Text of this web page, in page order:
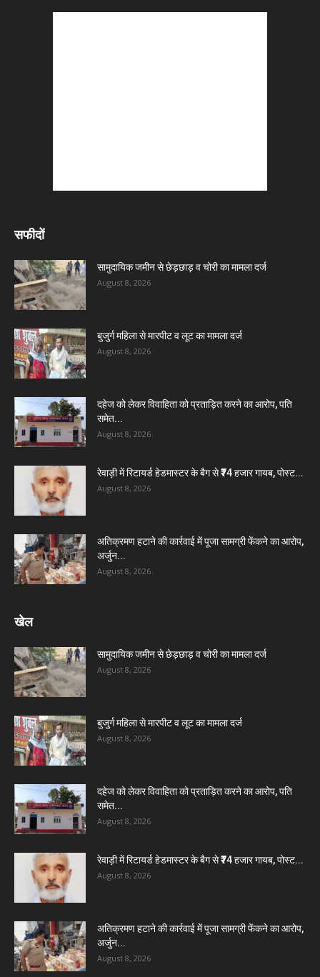
सफीदों
सामुदायिक जमीन से छेड़छाड़ व चोरी का मामला दर्ज
August 8, 2026
बुजुर्ग महिला से मारपीट व लूट का मामला दर्ज
August 8, 2026
दहेज को लेकर विवाहिता को प्रताड़ित करने का आरोप, पति
समेत...
August 8, 2026
रेवाड़ी में रिटायर्ड हेडमास्टर के बैग से ₹74 हजार गायब, पोस्ट...
August 8, 2026
अतिक्रमण हटाने की कार्रवाई में पूजा सामग्री फेंकने का आरोप,
अर्जुन...
August 8, 2026
खेल
सामुदायिक जमीन से छेड़छाड़ व चोरी का मामला दर्ज
August 8, 2026
बुजुर्ग महिला से मारपीट व लूट का मामला दर्ज
August 8, 2026
दहेज को लेकर विवाहिता को प्रताड़ित करने का आरोप, पति
समेत...
August 8, 2026
रेवाड़ी में रिटायर्ड हेडमास्टर के बैग से ₹74 हजार गायब, पोस्ट...
August 8, 2026
अतिक्रमण हटाने की कार्रवाई में पूजा सामग्री फेंकने का आरोप,
अर्जुन...
August 8, 2026